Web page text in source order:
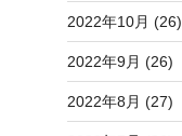
2022年10月 (26)
2022年9月 (26)
2022年8月 (27)